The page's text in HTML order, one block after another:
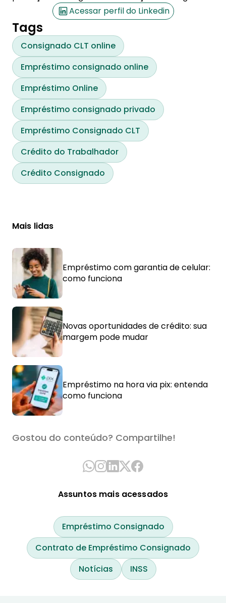
Acessar perfil do Linkedin
Tags
Consignado CLT online
Empréstimo consignado online
Empréstimo Online
Empréstimo consignado privado
Empréstimo Consignado CLT
Crédito do Trabalhador
Crédito Consignado
Mais lidas
Empréstimo com garantia de celular:
como funciona
Novas oportunidades de crédito: sua
margem pode mudar
Empréstimo na hora via pix: entenda
como funciona
Gostou do conteúdo? Compartilhe!
Assuntos mais acessados
Empréstimo Consignado
Contrato de Empréstimo Consignado
Notícias
INSS